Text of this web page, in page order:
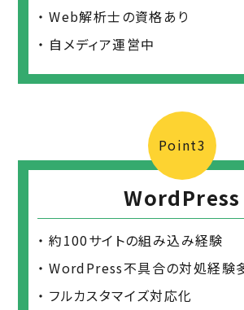
Web解析士の資格あり
自メディア運営中
Point3
WordPress
約100サイトの組み込み経験
WordPress不具合の対処経験
フルカスタマイズ対応化